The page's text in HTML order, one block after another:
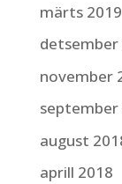
märts 2019
detsember
november
september
august
aprill 2018